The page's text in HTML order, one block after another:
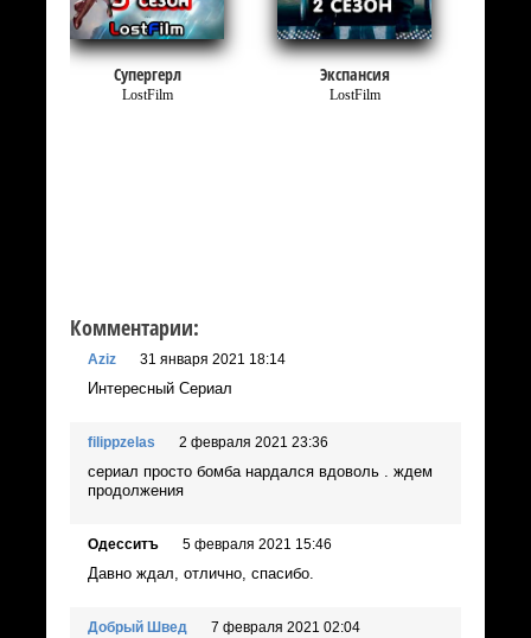
Супергерл
LostFilm
Экспансия
LostFilm
Комментарии:
Aziz 31 января 2021 18:14
Интересный Сериал
filippzelas 2 февраля 2021 23:36
сериал просто бомба нардался вдоволь . ждем
продолжения
Одесситъ 5 февраля 2021 15:46
Давно ждал, отлично, спасибо.
Добрый Швед 7 февраля 2021 02:04